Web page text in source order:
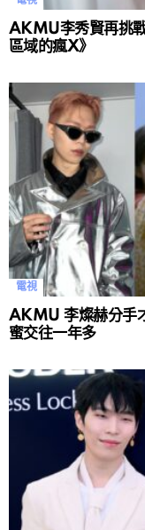
AKMU李秀賢再挑
區域的瘋X》
電視
AKMU 李燦赫分手
蜜交往一年多